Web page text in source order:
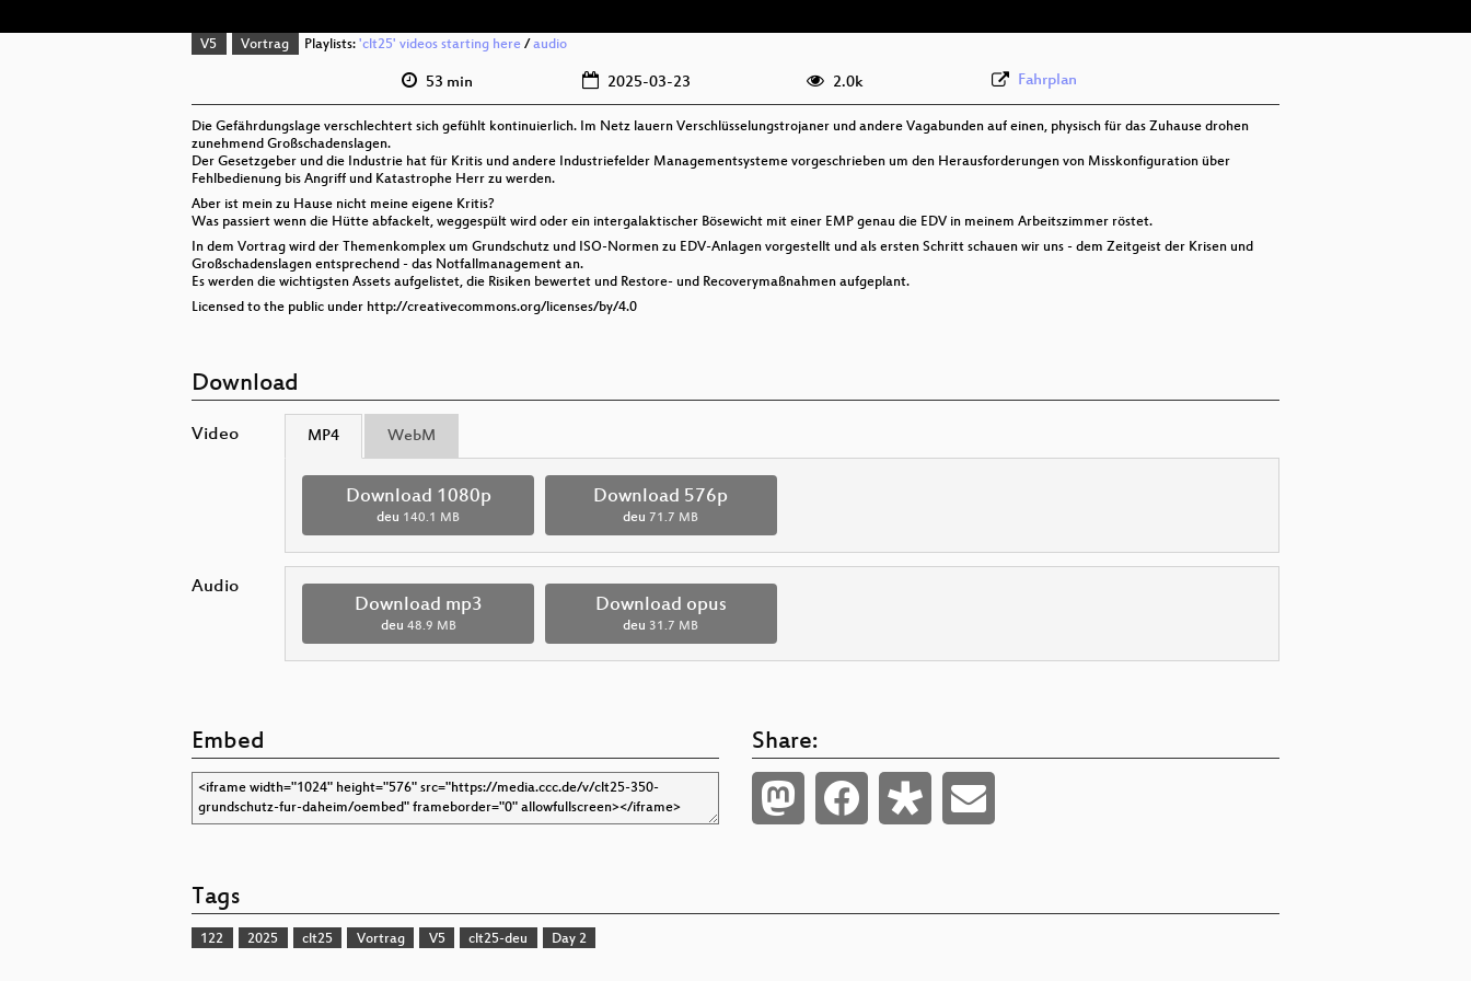
V5 Vortrag Playlists: 'clt25' videos starting here/ audio
53 min 2025-03-23 2.0k Fahrplan
Die Gefährdungslage verschlechtert sich gefühlt kontinuierlich. Im Netz lauern Verschlüsselungstrojaner und andere Vagabunden auf einen, physisch für das Zuhause drohen
zunehmend Großschadenslagen.
Der Gesetzgeber und die Industrie hat für Kritis und andere Industriefelder Managementsysteme vorgeschrieben um den Herausforderungen von Misskonfiguration über
Fehlbedienung bis Angriff und Katastrophe Herr zu werden.
Aber ist mein zu Hause nicht meine eigene Kritis?
Was passiert wenn die Hütte abfackelt, weggespült wird oder ein intergalaktischer Bösewicht mit einer EMP genau die EDV in meinem Arbeitszimmer röstet.
In dem Vortrag wird der Themenkomplex um Grundschutz und ISO-Normen zu EDV-Anlagen vorgestellt und als ersten Schritt schauen wir uns - dem Zeitgeist der Krisen und
Großschadenslagen entsprechend - das Notfallmanagement an.
Es werden die wichtigsten Assets aufgelistet, die Risiken bewertet und Restore- und Recoverymaßnahmen aufgeplant.
Licensed to the public under http://creativecommons.org/licenses/by/4.0
Download
Video MP4 WebM
Download 1080p
deu 140.1 MB
Download 576p
deu 71.7 MB
Audio
Download mp3
deu 48.9 MB
Download opus
deu 31.7 MB
Embed Share:
Tags
122 2025 clt25 Vortrag V5 clt25-deu Day 2